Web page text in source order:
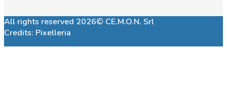
All rights reserved 2026© CE.M.O.N. Srl
Credits: Pixelleria